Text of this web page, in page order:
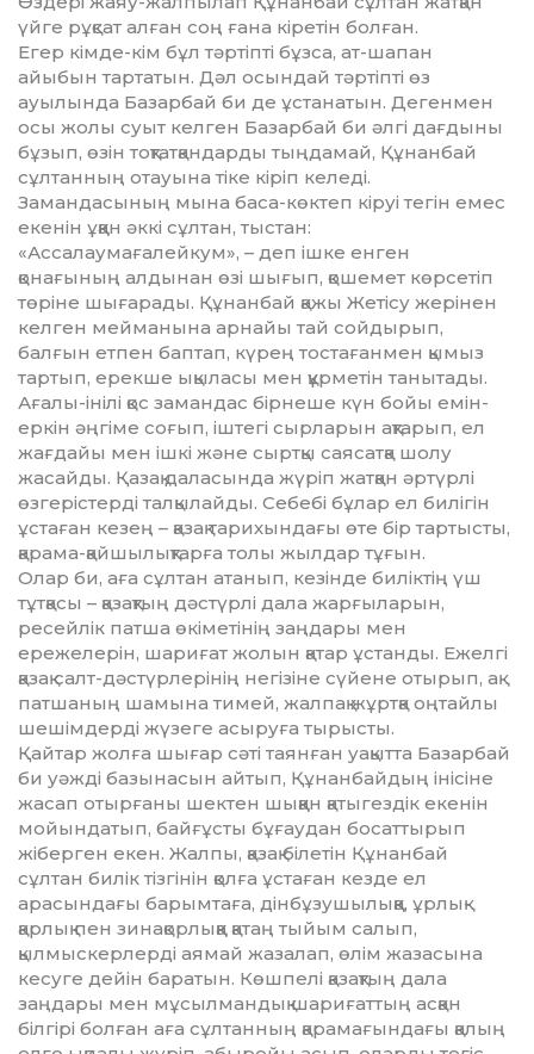
үйге рұқсат алған соң ғана кіретін болған.
Егер кімде-кім бұл тәртіпті бұзса, ат-шапан
айыбын тартатын. Дәл осын­дай тәртіпті өз
ауылында Базарбай би де ұстанатын. Дегенмен
осы жолы суыт келген Базарбай би әлгі дағдыны
бұзып, өзін тоқтатқандарды тыңдамай, Құнанбай
сұлтанның отауына тіке кіріп келеді.
Замандасының мына баса-көктеп кіруі тегін емес
екенін ұққан әккі сұлтан, тыстан:
«Ассалаумағалейкум», – деп ішке енген
қонағының алдынан өзі шығып, қошемет көрсетіп
төріне шығарады. Құ­нанбай қажы Жетісу жерінен
кел­ген мейманына арнайы тай сойдырып,
балғын етпен баптап, күрең тостағанмен қымыз
тартып, ерекше ықыласы мен құрметін танытады.
Ағалы-інілі қос замандас бірнеше күн бойы емін-
еркін әңгіме соғып, іштегі сырларын ақтарып, ел
жағдайы мен ішкі және сыртқы саясатқа шолу
жасайды. Қазақ даласында жүріп жатқан әртүрлі
өзгерістерді талқылайды. Себебі бұлар ел билігін
ұстаған кезең – қазақ тарихындағы өте бір тартысты,
қарама-қайшылықтарға толы жылдар тұғын.
Олар би, аға сұлтан атанып, кезінде биліктің үш
тұтқасы – қазақтың дәстүрлі дала жарғыларын,
ресейлік патша өкіметінің заңдары мен
ережелерін, шариғат жолын қатар ұстанды. Ежелгі
қазақ салт-дәстүрлерінің негізіне сүйене отырып, ақ
патшаның шамына тимей, жалпақ жұртқа оңтайлы
шешімдерді жүзеге асыруға тырысты.
Қайтар жолға шығар сәті таянған уақытта Базарбай
би уәжді базынасын айтып, Құнанбайдың інісіне
жасап отырғаны шектен шыққан қаты­гездік екенін
мойындатып, байғұсты бұғаудан босаттырып
жіберген екен. Жалпы, қазақ білетін Құнанбай
сұлтан билік тізгінін қолға ұстаған кезде ел
арасындағы барымтаға, дінбұзушылыққа, ұрлық-
қарлық пен зинақорлыққа қатаң тыйым салып,
қылмыскерлерді аямай жазалап, өлім жазасына
кесуге дейін баратын. Көш­пелі қазақтың дала
заңдары мен мұсылмандық шариғаттың асқан
білгірі болған аға сұлтанның қарамағындағы қалың